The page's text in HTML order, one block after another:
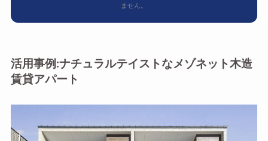
ません。
活用事例:ナチュラルテイストなメゾネット木造
賃貸アパート